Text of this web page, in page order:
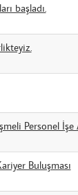
başladı.
Personel İşe
Buluşması